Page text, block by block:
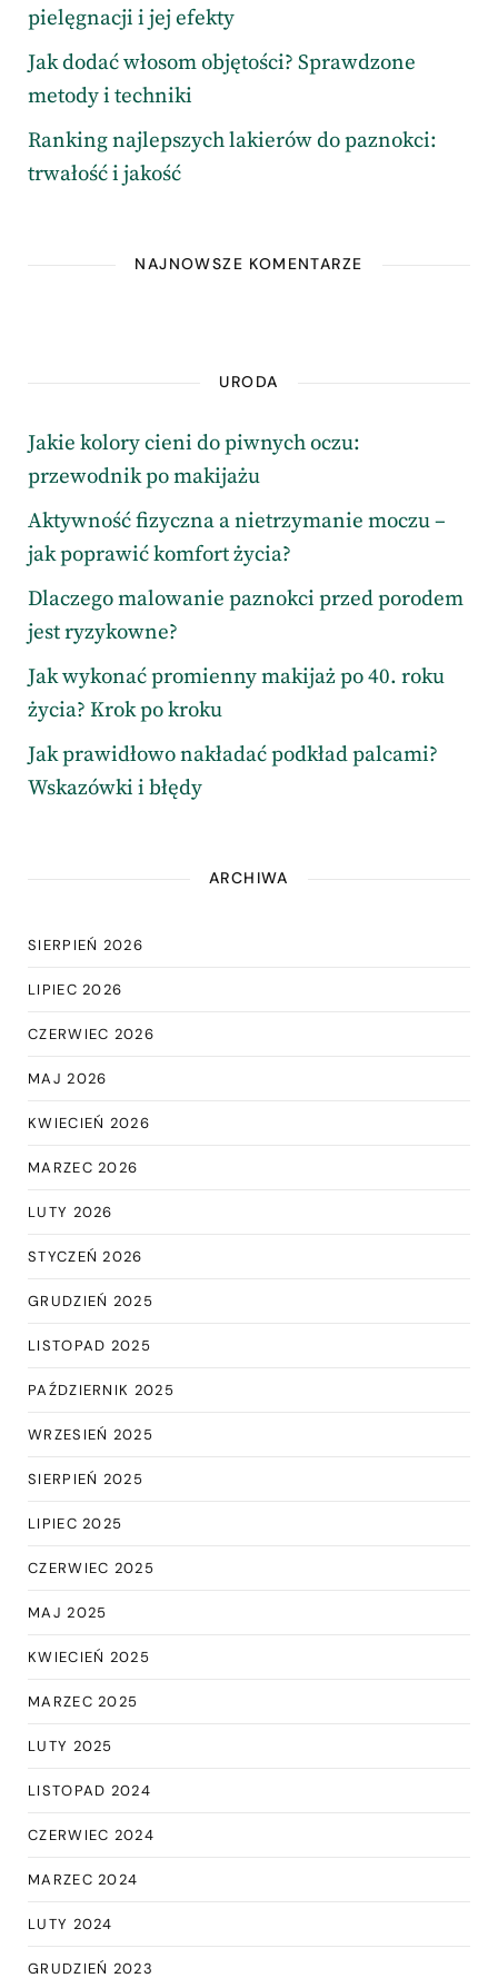
pielęgnacji i jej efekty
Jak dodać włosom objętości? Sprawdzone
metody i techniki
Ranking najlepszych lakierów do paznokci:
trwałość i jakość
NAJNOWSZE KOMENTARZE
URODA
Jakie kolory cieni do piwnych oczu:
przewodnik po makijażu
Aktywność fizyczna a nietrzymanie moczu –
jak poprawić komfort życia?
Dlaczego malowanie paznokci przed porodem
jest ryzykowne?
Jak wykonać promienny makijaż po 40. roku
życia? Krok po kroku
Jak prawidłowo nakładać podkład palcami?
Wskazówki i błędy
ARCHIWA
SIERPIEŃ 2026
LIPIEC 2026
CZERWIEC 2026
MAJ 2026
KWIECIEŃ 2026
MARZEC 2026
LUTY 2026
STYCZEŃ 2026
GRUDZIEŃ 2025
LISTOPAD 2025
PAŹDZIERNIK 2025
WRZESIEŃ 2025
SIERPIEŃ 2025
LIPIEC 2025
CZERWIEC 2025
MAJ 2025
KWIECIEŃ 2025
MARZEC 2025
LUTY 2025
LISTOPAD 2024
CZERWIEC 2024
MARZEC 2024
LUTY 2024
GRUDZIEŃ 2023